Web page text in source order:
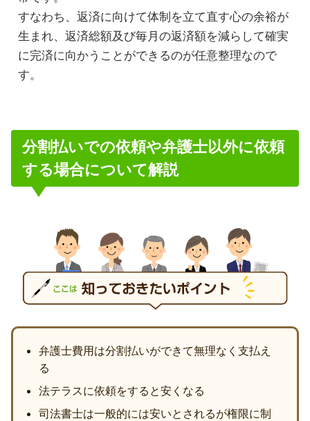
すなわち、返済に向けて体制を立て直す心の余裕が
生まれ、返済総額及び毎月の返済額を減らして確実
に完済に向かうことができるのが任意整理なので
す。
分割払いでの依頼や弁護士以外に依頼
する場合について解説
弁護士費用は分割払いができて無理なく支払え
る
法テラスに依頼をすると安くなる
司法書士は一般的には安いとされるが権限に制